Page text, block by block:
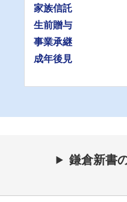
家族信託
生前贈与
事業承継
成年後見
鎌倉新書